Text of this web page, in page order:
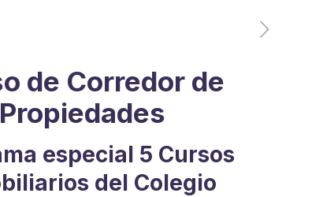
de Corredor de
Propiedades
especial 5 Cursos
del Colegio